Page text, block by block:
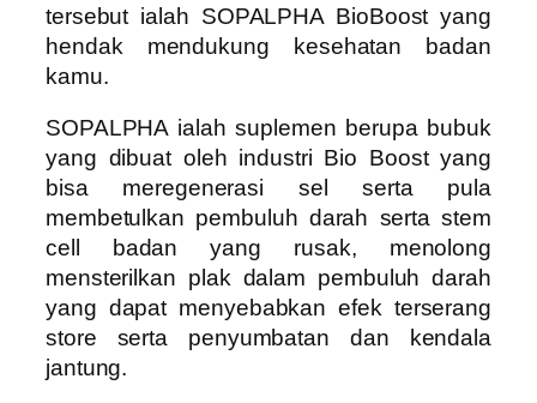
tersebut ialah SOPALPHA BioBoost yang
hendak mendukung kesehatan badan
kamu.
SOPALPHA ialah suplemen berupa bubuk
yang dibuat oleh industri Bio Boost yang
bisa meregenerasi sel serta pula
membetulkan pembuluh darah serta stem
cell badan yang rusak, menolong
mensterilkan plak dalam pembuluh darah
yang dapat menyebabkan efek terserang
store serta penyumbatan dan kendala
jantung.